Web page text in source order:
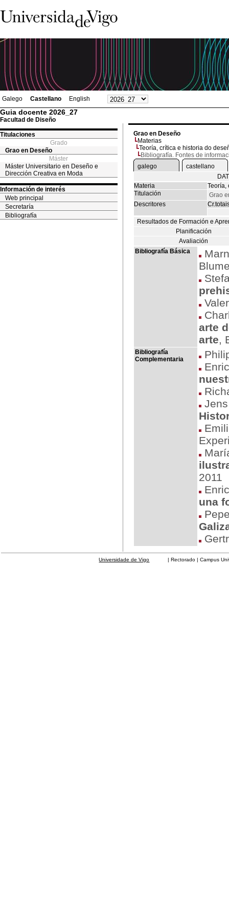
Galego Castellano English
Guia docente 2026_27
Facultad de Diseño
Titulaciones
Grado
Grao en Deseño
Máster
Máster Universitario en Deseño e
Dirección Creativa en Moda
Información de interés
Web principal
Secretaría
Bibliografía
Grao en Deseño
Materias
Teoría, crítica e historia do
Bibliografía. Fontes de
galego
castellano
Materia
Teoría,
Titulación
Grao
Descritores
Resultados de Formación e
Planificación
Avaliación
Bibliografía Básica
arte
arte,
Bibliografía
Complementaria
2011
una
Universidade de Vigo | Rectorado | Campus